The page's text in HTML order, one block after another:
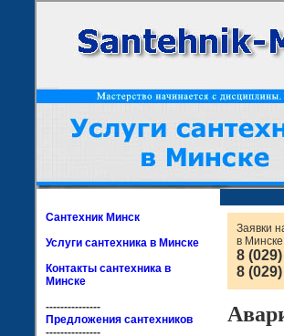
Сантехник Минск
Услуги сантехника в Минске
Контакты сантехника в
Минске
---------------
Предложения сантехников
---------------
Заявки
в
8
8